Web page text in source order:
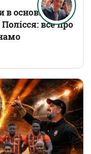
в основному
все про